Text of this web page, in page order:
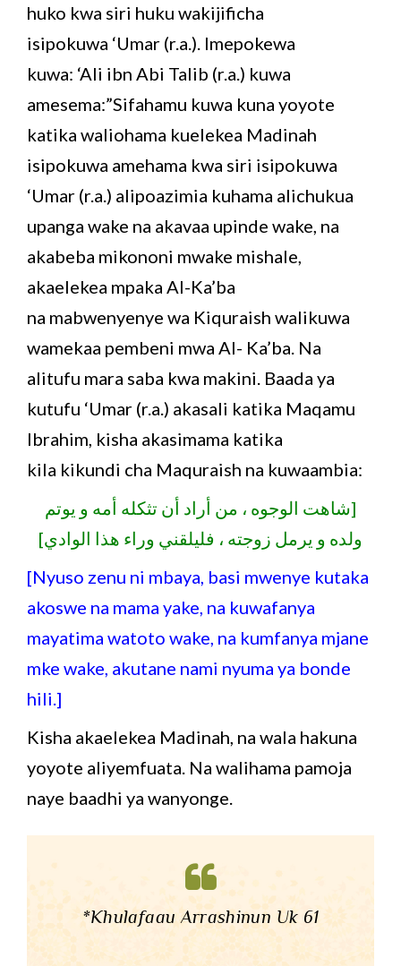
huko kwa siri huku wakijificha
isipokuwa ‘Umar (r.a.). Imepokewa
kuwa: ‘Ali ibn Abi Talib (r.a.) kuwa
amesema:”Sifahamu kuwa kuna yoyote
katika waliohama kuelekea Madinah
isipokuwa amehama kwa siri isipokuwa
‘Umar (r.a.) alipoazimia kuhama alichukua
upanga wake na akavaa upinde wake, na
akabeba mikononi mwake mishale,
akaelekea mpaka Al-Ka’ba
na mabwenyenye wa Kiquraish walikuwa
wamekaa pembeni mwa Al- Ka’ba. Na
alitufu mara saba kwa makini. Baada ya
kutufu ‘Umar (r.a.) akasali katika Maqamu
Ibrahim, kisha akasimama katika
kila kikundi cha Maquraish na kuwaambia:
[شاهت الوجوه ، من أراد أن تثكله أمه و يوتم
ولده و يرمل زوجته ، فليلقني وراء هذا الوادي]
[Nyuso zenu ni mbaya, basi mwenye kutaka
akoswe na mama yake, na kuwafanya
mayatima watoto wake, na kumfanya mjane
mke wake, akutane nami nyuma ya bonde
hili.]
Kisha akaelekea Madinah, na wala hakuna
yoyote aliyemfuata. Na walihama pamoja
naye baadhi ya wanyonge.
*Khulafaau Arrashinun Uk 61